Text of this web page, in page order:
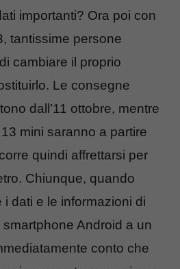
importanti? Ora poi con
tantissime persone
cambiare il proprio
Le consegne
dall’11 ottobre, mentre
mini saranno a partire
quindi affrettarsi per
Chiunque, quando
i dati e le informazioni di
Android a un
conto che